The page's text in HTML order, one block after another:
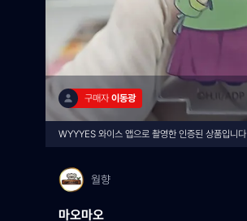
구매자 이동광
WYYYES 와이스 앱으로 촬영한 인증된 상품입니다
월향
마오마오